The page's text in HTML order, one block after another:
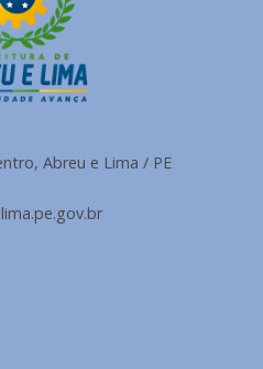
Abreu e Lima / PE